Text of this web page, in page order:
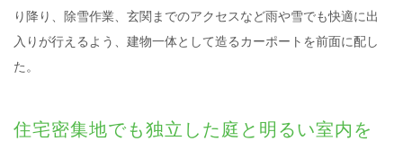
り降り、除雪作業、玄関までのアクセスなど雨や雪でも快適に出
入りが行えるよう、建物一体として造るカーポートを前面に配し
た。
住宅密集地でも独立した庭と明るい室内を